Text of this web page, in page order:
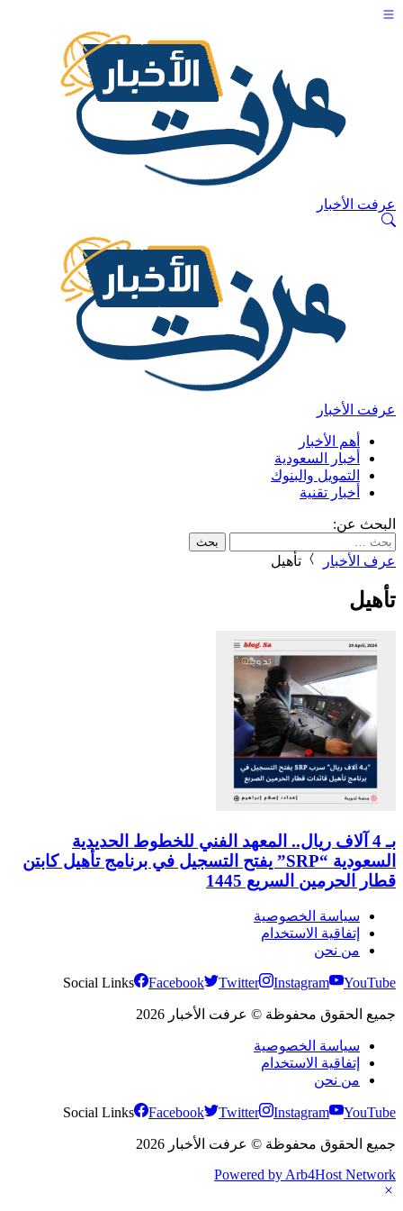
عرفت الأخبار
عرفت الأخبار
أهم الأخبار
أخبار السعودية
التمويل والبنوك
أخبار تقنية
البحث عن:
عرف الأخبار تأهيل
تأهيل
بـ 4 آلاف ريال.. المعهد الفني للخطوط الحديدية
السعودية “SRP” يفتح التسجيل في برنامج تأهيل كابتن
قطار الحرمين السريع 1445
سياسة الخصوصية
إتفاقية الاستخدام
من نحن
Social Links Facebook Twitter Instagram YouTube
جميع الحقوق محفوظة © عرفت الأخبار 2026
سياسة الخصوصية
إتفاقية الاستخدام
من نحن
Social Links Facebook Twitter Instagram YouTube
جميع الحقوق محفوظة © عرفت الأخبار 2026
Powered by Arb4Host Network